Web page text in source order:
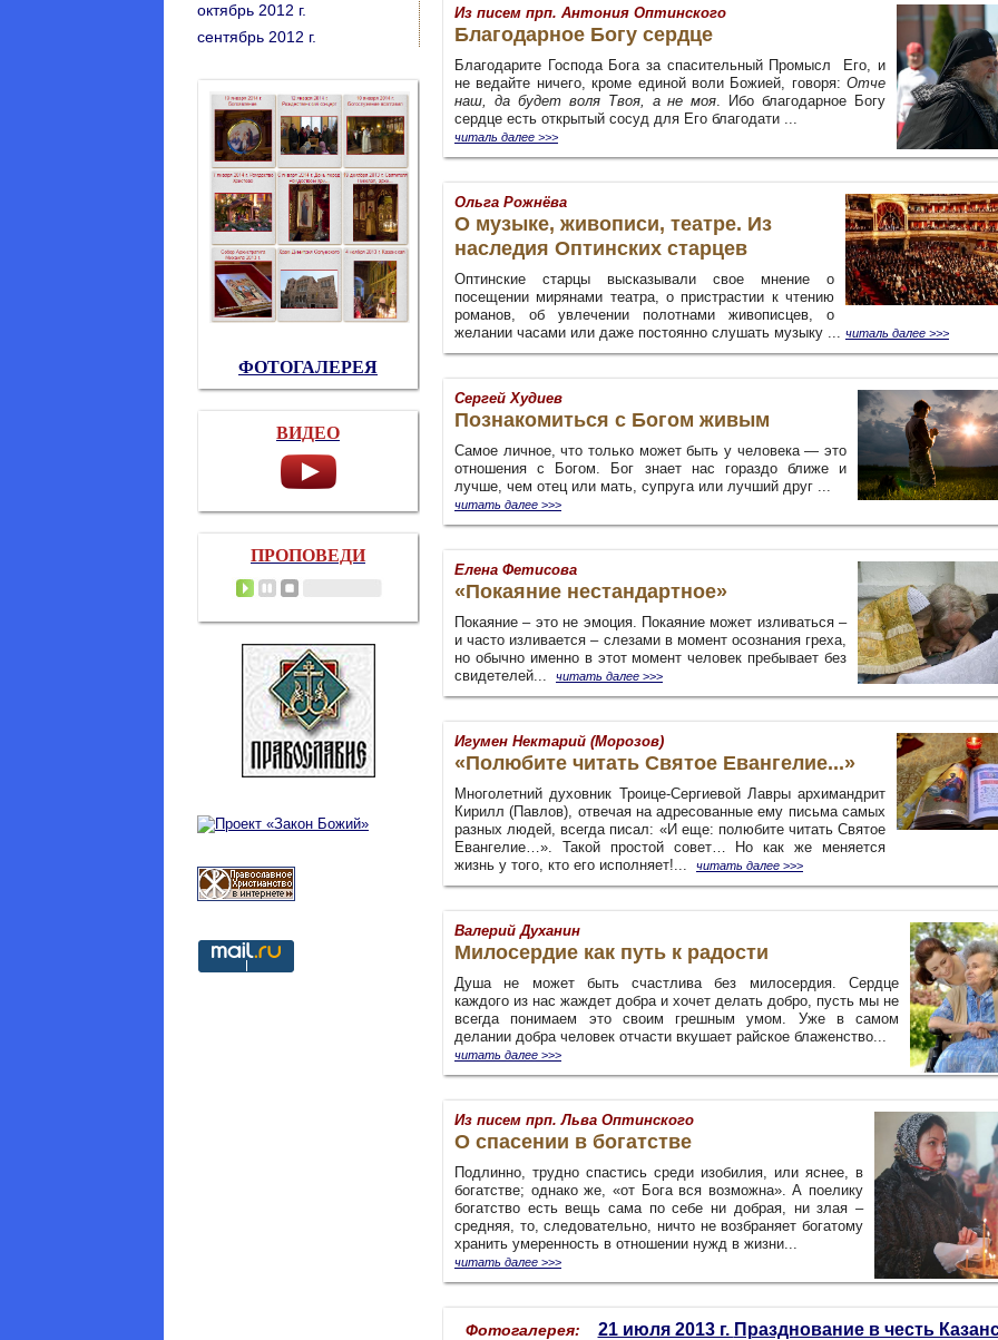
Из писем прп. Антония Оптинского
Благодарное Богу сердце
Благодарите Господа Бога за спасительный Промысл Его, и
не ведайте ничего, кроме единой воли Божией, говоря: Отче
наш, да будет воля Твоя, а не моя. Ибо благодарное Богу
сердце есть открытый сосуд для Его благодати ...
читаль далее >>>
Ольга Рожнёва
О музыке, живописи, театре. Из
наследия Оптинских старцев
Оптинские старцы высказывали свое мнение о
посещении мирянами театра, о пристрастии к чтению
романов, об увлечении полотнами живописцев, о
желании часами или даже постоянно слушать музыку ... читаль далее >>>
Сергей Худиев
Познакомиться с Богом живым
Самое личное, что только может быть у человека — это
отношения с Богом. Бог знает нас гораздо ближе и
лучше, чем отец или мать, супруга или лучший друг ...
читать далее >>>
Елена Фетисова
«Покаяние нестандартное»
Покаяние – это не эмоция. Покаяние может изливаться –
и часто изливается – слезами в момент осознания греха,
но обычно именно в этот момент человек пребывает без
свидетелей...
читать далее >>>
Игумен Нектарий (Морозов)
«Полюбите читать Святое Евангелие...»
Многолетний духовник Троице-Сергиевой Лавры архимандрит
Кирилл (Павлов), отвечая на адресованные ему письма самых
разных людей, всегда писал: «И еще: полюбите читать Святое
Евангелие…». Такой простой совет… Но как же меняется
жизнь у того, кто его исполняет!...
читать далее >>>
Валерий Духанин
Милосердие как путь к радости
Душа не может быть счастлива без милосердия. Сердце
каждого из нас жаждет добра и хочет делать добро, пусть мы не
всегда понимаем это своим грешным умом. Уже в самом
делании добра человек отчасти вкушает райское блаженство...
читать далее >>>
Из писем прп. Льва Оптинского
О спасении в богатстве
Подлинно, трудно спастись среди изобилия, или яснее, в
богатстве; однако же, «от Бога вся возможна». А поелику
богатство есть вещь сама по себе ни добрая, ни злая –
средняя, то, следовательно, ничто не возбраняет богатому
хранить умеренность в отношении нужд в жизни...
читать далее >>>
Фотогалерея: 21 июля 2013 г. Празднование в честь
октябрь 2012 г.
сентябрь 2012 г.
ФОТОГАЛЕРЕЯ
ВИДЕО
ПРОПОВЕДИ